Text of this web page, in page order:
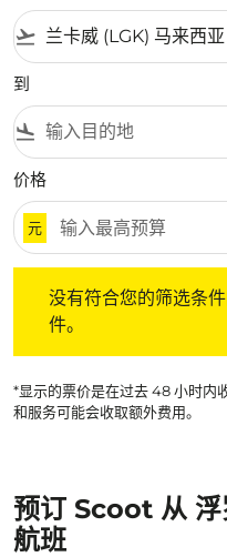
flight_takeoff
到
flight_land
价格
元
没有符合您的筛选条
件。
*显示的票价是在过去 48 小时内
和服务可能会收取额外费用。
预订 Scoot 从 浮
航班